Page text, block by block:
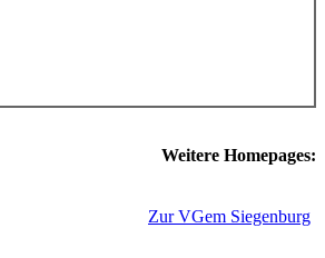
Weitere Homepages:
Zur VGem Siegenburg